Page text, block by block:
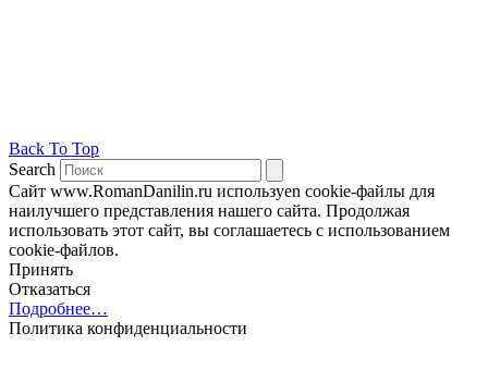
Back To Top
Search
Сайт www.RomanDanilin.ru используеn cookie-файлы для
наилучшего представления нашего сайта. Продолжая
использовать этот сайт, вы соглашаетесь с использованием
cookie-файлов.
Принять
Отказаться
Подробнее…
Политика конфиденциальности